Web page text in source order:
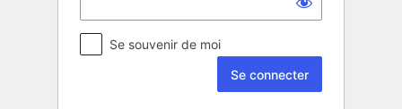
Se souvenir de moi